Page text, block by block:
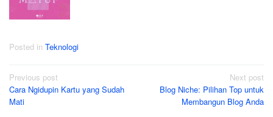
Posted in Teknologi
Post
navigation
Previous post
Cara Ngidupin Kartu yang Sudah
Mati
Next post
Blog Niche: Pilihan Top untuk
Membangun Blog Anda